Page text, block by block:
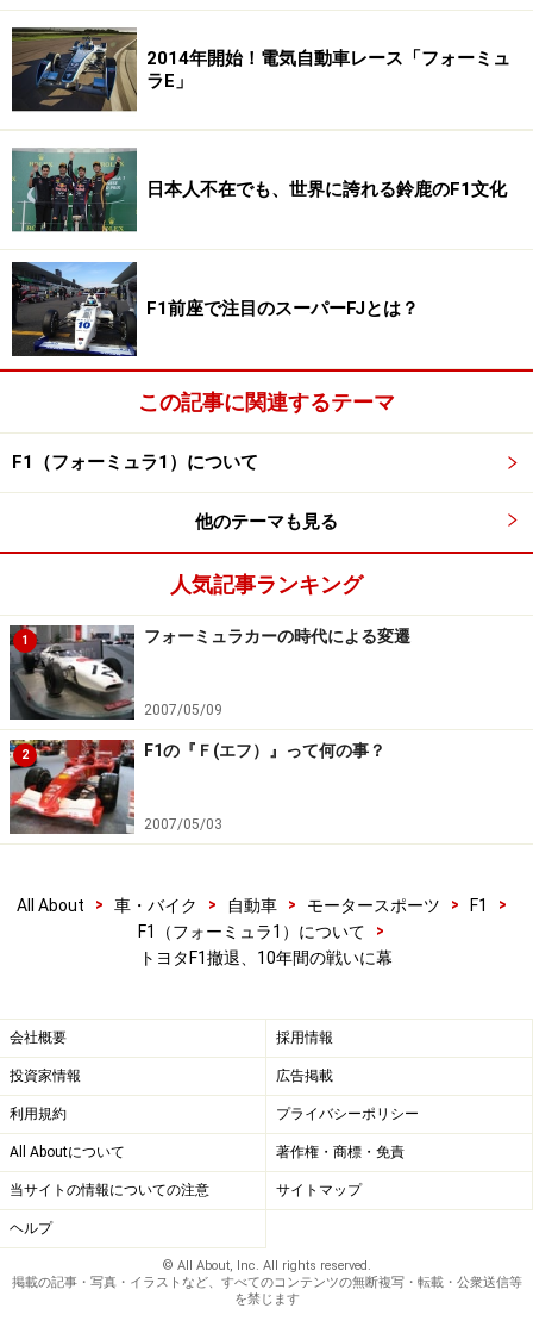
タはラリーからF1に転身したことになる。WRCからの撤
退と共にF1への参入を発表したトヨタは、そのラリーチ
ラリー活動の後、初期のトヨタF1活動を率いたオベ・ア
ンダーソン氏（中央）。かつてはスターレットの広告な
どにも登場するほどラリーファンにはよく知られてい
た。昨年、ラリーの事故で亡くなっている。アンダーソ
ン氏と共に写真に収まるのは初年度のドライバー、アラ
ン・マクニッシュとミカ・サロ。
【写真提供：Toyota Motorsport】
同じモータースポーツといえども全く畑が異なる世界へ
の転身。しかも、エンジン供給だけでなく車体も製作す
タのF1参戦は非常にハードルの高いところからのスター
トだった。
次のページへ
※記事内容は執筆時点のものです。最新の内容をご確認くださ
い。
2014年開始！電気自動車レース「フォーミュ
ラE」
日本人不在でも、世界に誇れる鈴鹿のF1文化
F1前座で注目のスーパーFJとは？
この記事に関連するテーマ
F1（フォーミュラ1）について
他のテーマも見る
人気記事ランキング
1 フォーミュラカーの時代による変遷
2007/05/09
2 F1の『Ｆ(エフ）』って何の事？
2007/05/03
All About > 車・バイク > 自動車 > モータースポーツ > F1
>
F1（フォーミュラ1）について
>
トヨタF1撤退、10年間の戦いに幕
会社概要 採用情報
投資家情報 広告掲載
利用規約 プライバシーポリシー
All Aboutについて 著作権・商標・免責
当サイトの情報についての注意 サイトマップ
ヘルプ
© All About, Inc. All rights reserved.
掲載の記事・写真・イラストなど、すべてのコンテンツの無断複写・転載・公衆送信等
を禁じます